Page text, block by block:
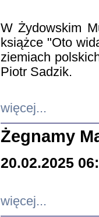
W Żydowskim
książce "Oto
ziemiach
Piotr Sadzik.
więcej...
Żegnamy
20.02.2025
więcej...